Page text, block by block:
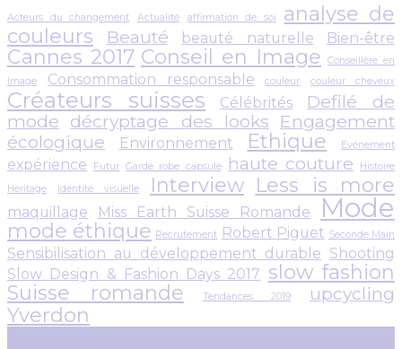
Acteurs du changement Actualité affirmation de soi
analyse de
couleurs
Beauté beauté naturelle Bien-être
Cannes 2017 Conseil en Image
Conseillère en
Image
Consommation responsable couleur couleur cheveux
Créateurs suisses Célébrités
Defilé de
mode décryptage des looks
Engagement
écologique
Environnement Ethique Evénement
expérience Futur Garde robe capsule haute couture
Histoire
Héritage
Identité visuelle Interview Less is more
maquillage Miss Earth Suisse Romande Mode
mode éthique Recrutement Robert Piguet Seconde Main
Sensibilisation au développement durable Shooting
Slow Design & Fashion Days 2017 slow fashion
Suisse romande
Tendances 2019 upcycling
Yverdon